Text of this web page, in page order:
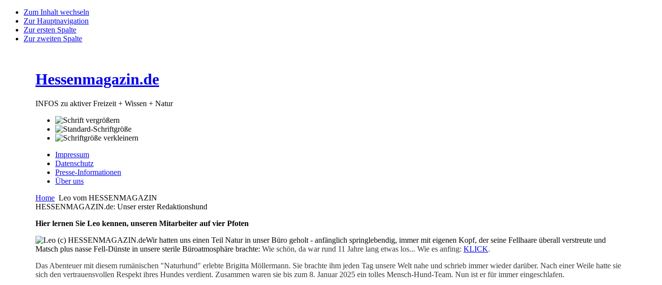
Zum Inhalt wechseln
Zur Hauptnavigation
Zur ersten Spalte
Zur zweiten Spalte
Hessenmagazin.de
INFOS zu aktiver Freizeit + Wissen + Natur
Impressum
Datenschutz
Presse-Informationen
Über uns
Home Leo vom HESSENMAGAZIN
HESSENMAGAZIN.de: Unser erster Redaktionshund
Hier lernen Sie Leo kennen, unseren Mitarbeiter auf vier Pfoten
Wir hatten uns einen Teil Natur in unser Büro geholt - anfänglich springlebendig, immer mit eigenen Kopf, der seine Fellhaare überall verstreute und
Matsch plus nasse Fell-Dünste in unsere sterile Büroatmosphäre brachte: Wie schön, da war rund 11 Jahre lang etwas los... Wie es anfing: KLICK.
Das Abenteuer mit diesem rumänischen "Naturhund" erlebte Brigitta Möllermann. Sie brachte ihm jeden Tag unsere Welt nahe und schrieb immer wieder darüber. Nach einer Weile hatte sie
sich den vertrauensvollen Respekt ihres Hundes verdient. Zusammen waren sie bis zum 8. Januar 2025 ein tolles Mensch-Hund-Team. Nun ist er für immer eingeschlafen.